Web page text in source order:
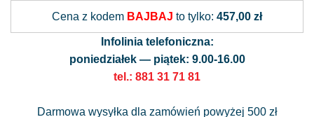
Cena z kodem BAJBAJ to tylko: 457,00 zł
Infolinia telefoniczna:
poniedziałek — piątek: 9.00-16.00
tel.: 881 31 71 81
Darmowa wysyłka dla zamówień powyżej 500 zł